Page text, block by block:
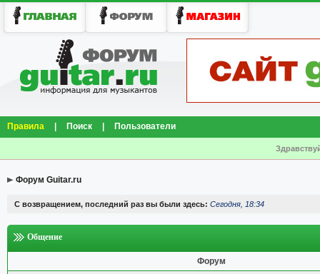
Правила Поиск Пользователи
Форум Guitar.ru
С возвращением, последний раз вы были здесь: Сегодня, 18:34
Общение
Форум